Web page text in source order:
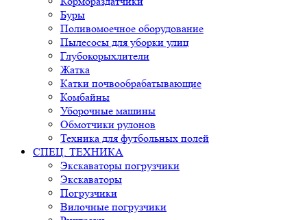
Буры
Поливомоечное оборудование
Пылесосы для уборки улиц
Глубокорыхлители
Жатка
Катки почвообрабатывающие
Комбайны
Уборочные машины
Обмотчики рулонов
Техника для футбольных полей
СПЕЦ. ТЕХНИКА
Экскаваторы погрузчики
Экскаваторы
Погрузчики
Вилочные погрузчики